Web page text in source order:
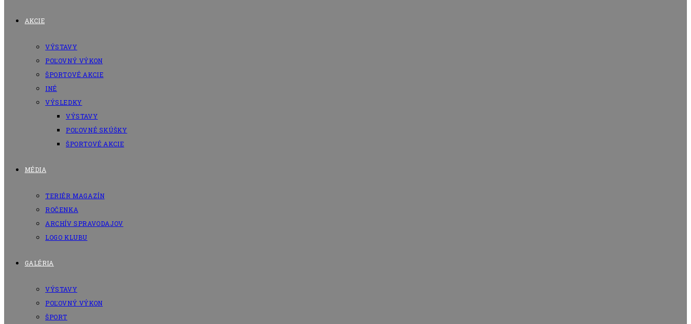
AKCIE
VÝSTAVY
POĽOVNÝ VÝKON
ŠPORTOVÉ AKCIE
INÉ
VÝSLEDKY
VÝSTAVY
POĽOVNÉ SKÚŠKY
ŠPORTOVÉ AKCIE
MÉDIA
TERIÉR MAGAZÍN
ROČENKA
ARCHÍV SPRAVODAJOV
LOGO KLUBU
GALÉRIA
VÝSTAVY
POĽOVNÝ VÝKON
ŠPORT